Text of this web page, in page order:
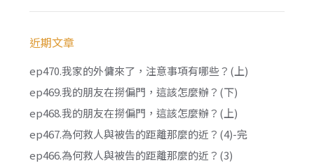
近期文章
ep470.我家的外傭來了，注意事項有哪些？(上)
ep469.我的朋友在撈偏門，這該怎麼辦？(下)
ep468.我的朋友在撈偏門，這該怎麼辦？(上)
ep467.為何救人與被告的距離那麼的近？(4)-完
ep466.為何救人與被告的距離那麼的近？(3)